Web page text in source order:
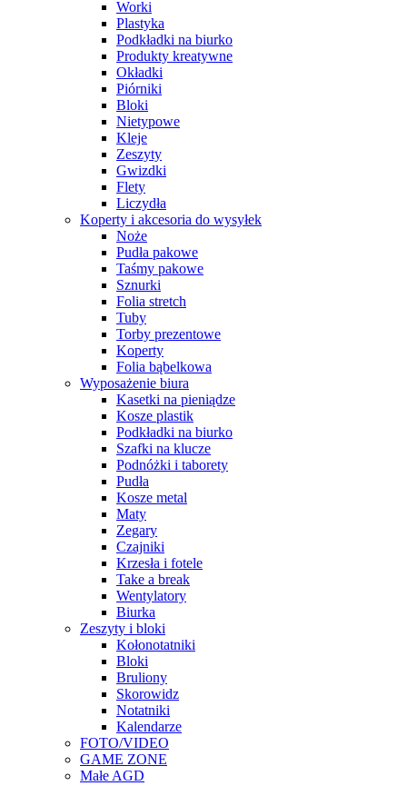
Worki
Plastyka
Podkładki na biurko
Produkty kreatywne
Okładki
Piórniki
Bloki
Nietypowe
Kleje
Zeszyty
Gwizdki
Flety
Liczydła
Koperty i akcesoria do wysyłek
Noże
Pudła pakowe
Taśmy pakowe
Sznurki
Folia stretch
Tuby
Torby prezentowe
Koperty
Folia bąbelkowa
Wyposażenie biura
Kasetki na pieniądze
Kosze plastik
Podkładki na biurko
Szafki na klucze
Podnóżki i taborety
Pudła
Kosze metal
Maty
Zegary
Czajniki
Krzesła i fotele
Take a break
Wentylatory
Biurka
Zeszyty i bloki
Kołonotatniki
Bloki
Bruliony
Skorowidz
Notatniki
Kalendarze
FOTO/VIDEO
GAME ZONE
Małe AGD